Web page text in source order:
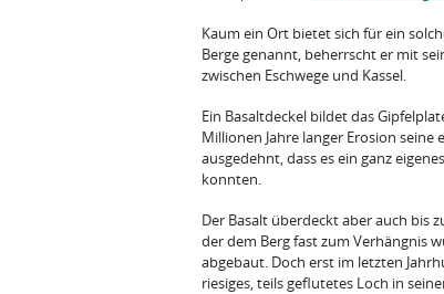
Kaum ein Ort bietet sich für ein
Berge genannt, beherrscht er mit
zwischen Eschwege und Kassel.
Ein Basaltdeckel bildet das
Millionen Jahre langer Erosion
ausgedehnt, dass es ein ganz
konnten.
Der Basalt überdeckt aber auch bis
der dem Berg fast zum Verhängnis
abgebaut. Doch erst im letzten
riesiges, teils geflutetes Loch in